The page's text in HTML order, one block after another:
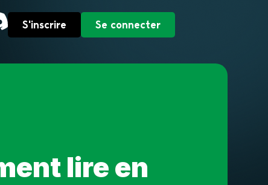
S'inscrire Se connecter
lire en